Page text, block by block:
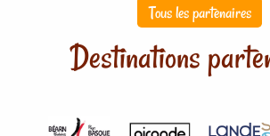
Tous les partenaires
Destinations